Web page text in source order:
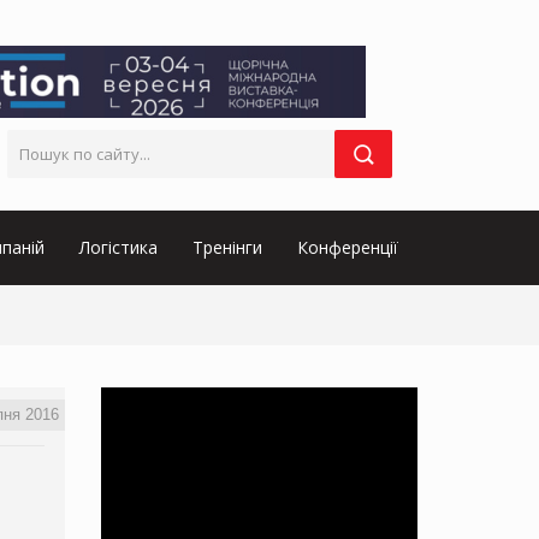
Логістика Тренінги Конференції
2016